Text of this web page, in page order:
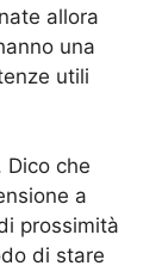
allora
una
utili
Dico che
a
prossimità
di stare